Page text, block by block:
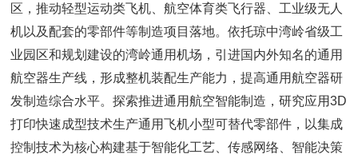
区，推动轻型运动类飞机、航空体育类飞行器、工业级无人
机以及配套的零部件等制造项目落地。依托琼中湾岭省级工
业园区和规划建设的湾岭通用机场，引进国内外知名的通用
航空器生产线，形成整机装配生产能力，提高通用航空器研
发制造综合水平。探索推进通用航空智能制造，研究应用3D
打印快速成型技术生产通用飞机小型可替代零部件，以集成
控制技术为核心构建基于智能化工艺、传感网络、智能决策